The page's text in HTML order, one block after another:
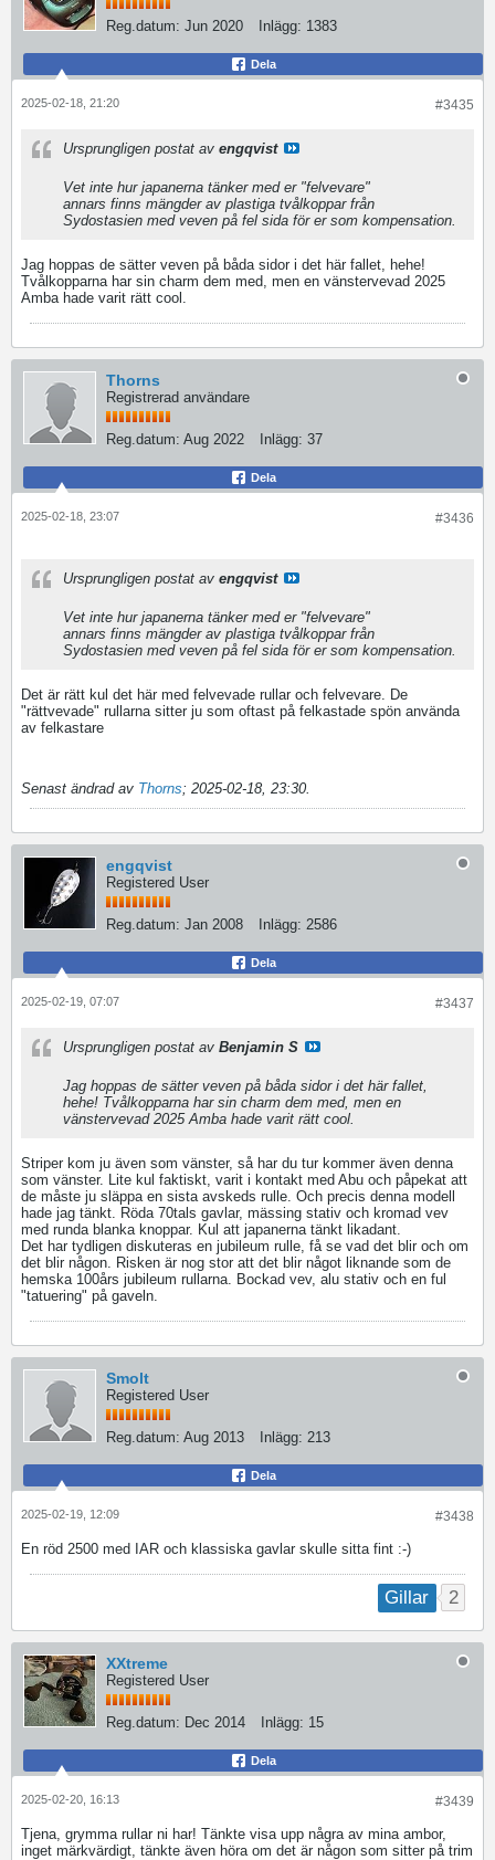
Reg.datum: Jun 2020 Inlägg: 1383
Dela
#3435
2025-02-18, 21:20
Ursprungligen postat av engqvist
Vet inte hur japanerna tänker med er "felvevare"
annars finns mängder av plastiga tvålkoppar från
Sydostasien med veven på fel sida för er som kompensation.
Jag hoppas de sätter veven på båda sidor i det här fallet, hehe!
Tvålkopparna har sin charm dem med, men en vänstervevad 2025
Amba hade varit rätt cool.
Thorns
Registrerad användare
Reg.datum: Aug 2022 Inlägg: 37
Dela
#3436
2025-02-18, 23:07
Ursprungligen postat av engqvist
Vet inte hur japanerna tänker med er "felvevare"
annars finns mängder av plastiga tvålkoppar från
Sydostasien med veven på fel sida för er som kompensation.
Det är rätt kul det här med felvevade rullar och felvevare. De
"rättvevade" rullarna sitter ju som oftast på felkastade spön använda
av felkastare
Senast ändrad av Thorns; 2025-02-18, 23:30.
engqvist
Registered User
Reg.datum: Jan 2008 Inlägg: 2586
Dela
#3437
2025-02-19, 07:07
Ursprungligen postat av Benjamin S
Jag hoppas de sätter veven på båda sidor i det här fallet,
hehe! Tvålkopparna har sin charm dem med, men en
vänstervevad 2025 Amba hade varit rätt cool.
Striper kom ju även som vänster, så har du tur kommer även denna
som vänster. Lite kul faktiskt, varit i kontakt med Abu och påpekat att
de måste ju släppa en sista avskeds rulle. Och precis denna modell
hade jag tänkt. Röda 70tals gavlar, mässing stativ och kromad vev
med runda blanka knoppar. Kul att japanerna tänkt likadant.
Det har tydligen diskuteras en jubileum rulle, få se vad det blir och om
det blir någon. Risken är nog stor att det blir något liknande som de
hemska 100års jubileum rullarna. Bockad vev, alu stativ och en ful
"tatuering" på gaveln.
Smolt
Registered User
Reg.datum: Aug 2013 Inlägg: 213
Dela
#3438
2025-02-19, 12:09
En röd 2500 med IAR och klassiska gavlar skulle sitta fint :-)
Gillar 2
XXtreme
Registered User
Reg.datum: Dec 2014 Inlägg: 15
Dela
#3439
2025-02-20, 16:13
Tjena, grymma rullar ni har! Tänkte visa upp några av mina ambor,
inget märkvärdigt, tänkte även höra om det är någon som sitter på trim